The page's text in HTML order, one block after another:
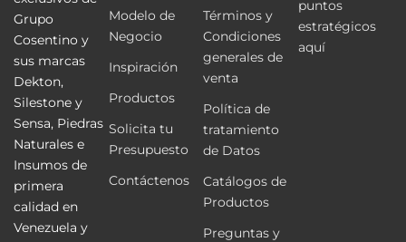
Grupo
Cosentino y
sus marcas
Dekton,
Silestone y
Sensa, Piedras
Naturales e
Insumos de
primera
calidad en
Venezuela y
Modelo de
Negocio
Inspiración
Productos
Solicita tu
Presupuesto
Contáctenos
Términos y
Condiciones
generales de
venta
Política de
tratamiento
de Datos
Catálogos de
Productos
Preguntas y
puntos
estratégicos
aquí